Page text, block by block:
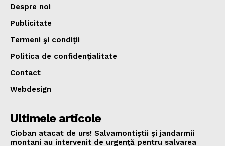
Despre noi
Publicitate
Termeni şi condiţii
Politica de confidenţialitate
Contact
Webdesign
Ultimele articole
Cioban atacat de urs! Salvamontiștii și jandarmii
montani au intervenit de urgență pentru salvarea